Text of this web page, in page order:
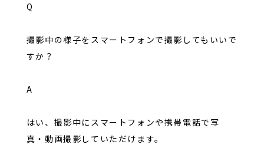
Q
撮影中の様子をスマートフォンで撮影してもいいで
すか？
A
はい、撮影中にスマートフォンや携帯電話で写
真・動画撮影していただけます。